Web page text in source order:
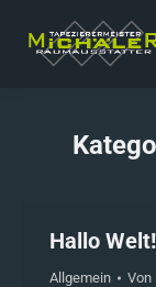
Hallo Welt!
Allgemein Von